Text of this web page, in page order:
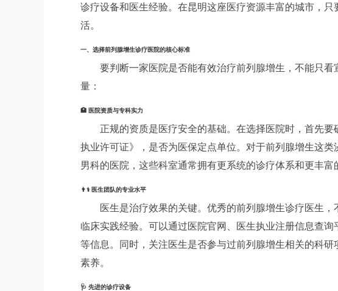
诊疗设备和医生经验。在昆明这座医疗资源丰富的城市，
活。
一、选择前列腺增生诊疗医院的核心标准
要判断一家医院是否能有效治疗前列腺增生，不能只
量：
🏥 医院资质与专科实力
正规的资质是医疗安全的基础。在选择医院时，首先
执业许可证》，是否为医保定点单位。对于前列腺增生这
男科的医院，这些科室通常拥有更系统的诊疗体系和更丰富
👨⚕️ 医生团队的专业水平
医生是治疗效果的关键。优秀的前列腺增生诊疗医生
临床实践经验。可以通过医院官网、医生执业注册信息查
等信息。同时，关注医生是否参与过前列腺增生相关的科
素养。
🩺 先进的诊疗设备